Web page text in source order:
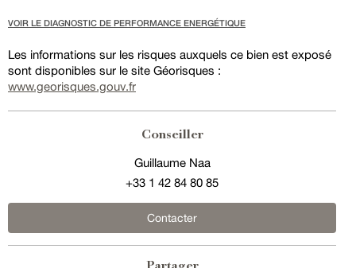
VOIR LE DIAGNOSTIC DE PERFORMANCE ENERGÉTIQUE
Les informations sur les risques auxquels ce bien est exposé
sont disponibles sur le site Géorisques :
www.georisques.gouv.fr
Conseiller
Guillaume Naa
+33 1 42 84 80 85
Contacter